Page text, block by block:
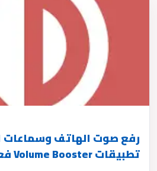
رفع صوت الهاتف وسماعات
تطبيقات Volume Booster فعلًا؟